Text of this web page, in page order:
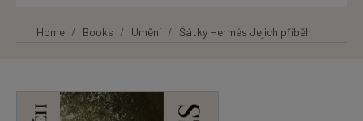
Home Books Umění Šátky Hermés Jejich příběh